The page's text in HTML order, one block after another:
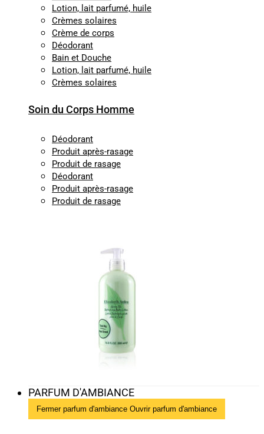
Lotion, lait parfumé, huile
Crèmes solaires
Crème de corps
Déodorant
Bain et Douche
Lotion, lait parfumé, huile
Crèmes solaires
Soin du Corps Homme
Déodorant
Produit après-rasage
Produit de rasage
Déodorant
Produit après-rasage
Produit de rasage
PARFUM D'AMBIANCE
Fermer parfum d'ambiance Ouvrir parfum d'ambiance